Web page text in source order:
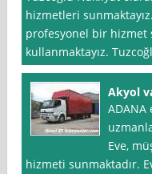
hizmetleri
profesyonel bir hizmet
kullanmaktayız.
Akyol
Eve,
hizmeti sunmaktadır.